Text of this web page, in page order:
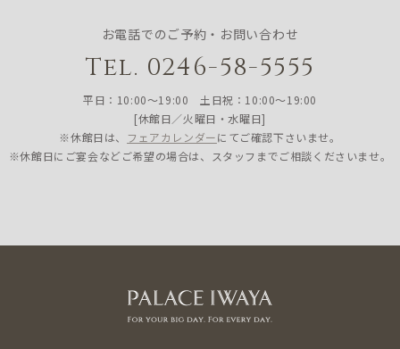
お電話でのご予約・お問い合わせ
Tel. 0246-58-5555
平日：10:00〜19:00 土日祝：10:00〜19:00
[休館日／火曜日・水曜日]
※休館日は、 フェアカレンダーにてご確認下さいませ。
※休館日にご宴会などご希望の場合は、スタッフまでご相談くださいませ。